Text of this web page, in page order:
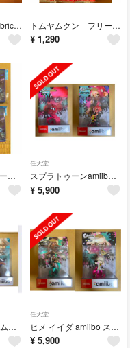
ベアブリック bearbrick シリーズ44 series44 5ボックス トムヤムクン フリーズドライ コスモス食品
¥ 1,290
アセロラ デッキシールド スリーブ 4セット
任天堂
スプラトゥーンamiibo タコ タコガール
¥ 5,900
amiibo カムイ カムイ2Pセット
任天堂
ヒメ イイダ amiibo スプラトゥーン
¥ 5,900